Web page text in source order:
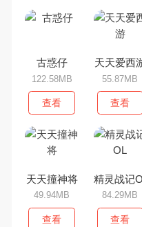
古惑仔
122.58MB
查看
天天爱西
55.87MB
查看
天天撞神将
49.94MB
查看
精灵战记
84.29MB
查看